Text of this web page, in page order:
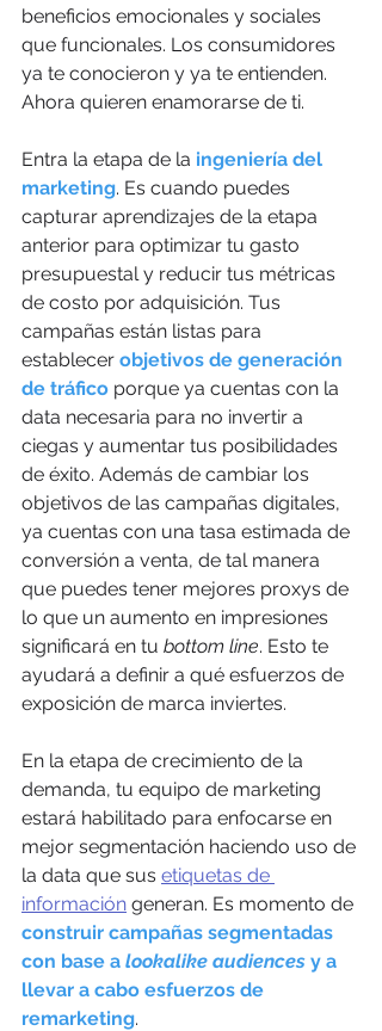
beneficios emocionales y sociales
que funcionales. Los consumidores
ya te conocieron y ya te entienden.
Ahora quieren enamorarse de ti.
Entra la etapa de la ingeniería del
marketing. Es cuando puedes
capturar aprendizajes de la etapa
anterior para optimizar tu gasto
presupuestal y reducir tus métricas
de costo por adquisición. Tus
campañas están listas para
establecer objetivos de generación
de tráfico porque ya cuentas con la
data necesaria para no invertir a
ciegas y aumentar tus posibilidades
de éxito. Además de cambiar los
objetivos de las campañas digitales,
ya cuentas con una tasa estimada de
conversión a venta, de tal manera
que puedes tener mejores proxys de
lo que un aumento en impresiones
significará en tu bottom line. Esto te
ayudará a definir a qué esfuerzos de
exposición de marca inviertes.
En la etapa de crecimiento de la
demanda, tu equipo de marketing
estará habilitado para enfocarse en
mejor segmentación haciendo uso de
la data que sus etiquetas de
información generan. Es momento de
construir campañas segmentadas
con base a lookalike audiences y a
llevar a cabo esfuerzos de
remarketing.